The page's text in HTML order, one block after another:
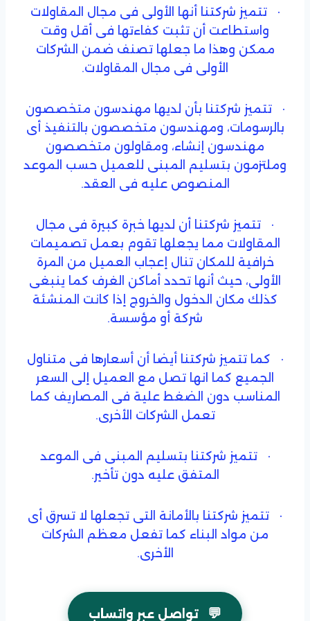
· تتميز شركتنا أنها الأولى فى مجال المقاولات
واستطاعت أن تثبت كفاءتها فى أقل وقت
ممكن وهذا ما جعلها تصنف ضمن الشركات
الأولى فى مجال المقاولات.
· تتميز شركتنا بأن لديها مهندسون متخصصون
بالرسومات، ومهندسون متخصصون بالتنفيذ أى
مهندسون إنشاء، ومقاولون متخصصون
وملتزمون بتسليم المبنى للعميل حسب الموعد
المنصوص عليه فى العقد.
· تتميز شركتنا أن لديها خبرة كبيرة فى مجال
المقاولات مما يجعلها تقوم بعمل تصميمات
خرافية للمكان تنال إعجاب العميل من المرة
الأولى، حيث أنها تحدد أماكن الغرف كما ينبغى
كذلك مكان الدخول والخروج إذا كانت المنشئة
شركة أو مؤسسة.
· كما تتميز شركتنا أيضا أن أسعارها فى متناول
الجميع كما انها تصل مع العميل إلى السعر
المناسب دون الضغط علية فى المصاريف كما
تعمل الشركات الأخرى.
· تتميز شركتنا بتسليم المبنى فى الموعد
المتفق عليه دون تأخير.
· تتميز شركتنا بالأمانة التى تجعلها لا تسرق أى
من مواد البناء كما تفعل معظم الشركات
الأخرى.
💬 تواصل عبر واتساب